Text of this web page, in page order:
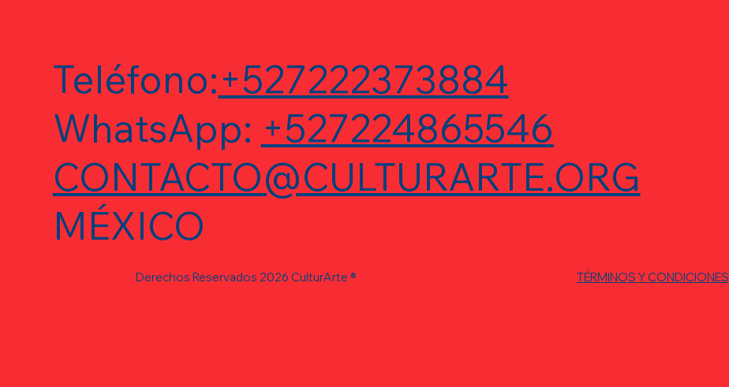
Teléfono:+527222373884
WhatsApp: +527224865546
CONTACTO@CULTURARTE.ORG
MÉXICO
Derechos Reservados 2026 CulturArte ® TÉRMINOS Y CONDICIONES